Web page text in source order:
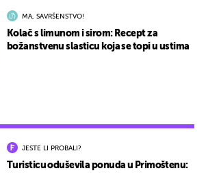
JESTE LI PROBALI?
Turisticu oduševila ponuda u Primoštenu:
MA, SAVRŠENSTVO!
Kolač s limunom i sirom: Recept za
božanstvenu slasticu koja se topi u ustima